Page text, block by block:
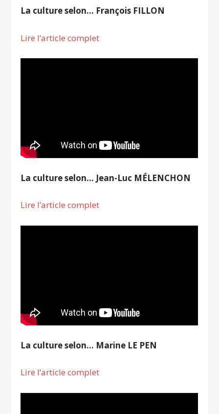
La culture selon… François FILLON
Lire l’article complet
La culture selon… Jean-Luc MÉLENCHON
Lire l’article complet
La culture selon… Marine LE PEN
Lire l’article complet